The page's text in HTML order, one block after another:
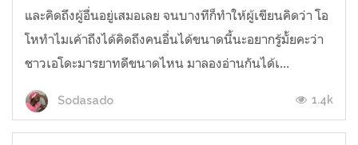
และคิดถึงผู้อื่นอยู่เสมอเลย จนบางทีก็ทำให้ผู้เขียนคิดว่า โอ
โหทำไมเค้าถึงได้คิดถึงคนอื่นได้ขนาดนี้นะอยากรู้มั้ยคะว่า
ชาวเอโดะมารยาทดีขนาดไหน มาลองอ่านกันได้เ...
Sodasado 1.4k